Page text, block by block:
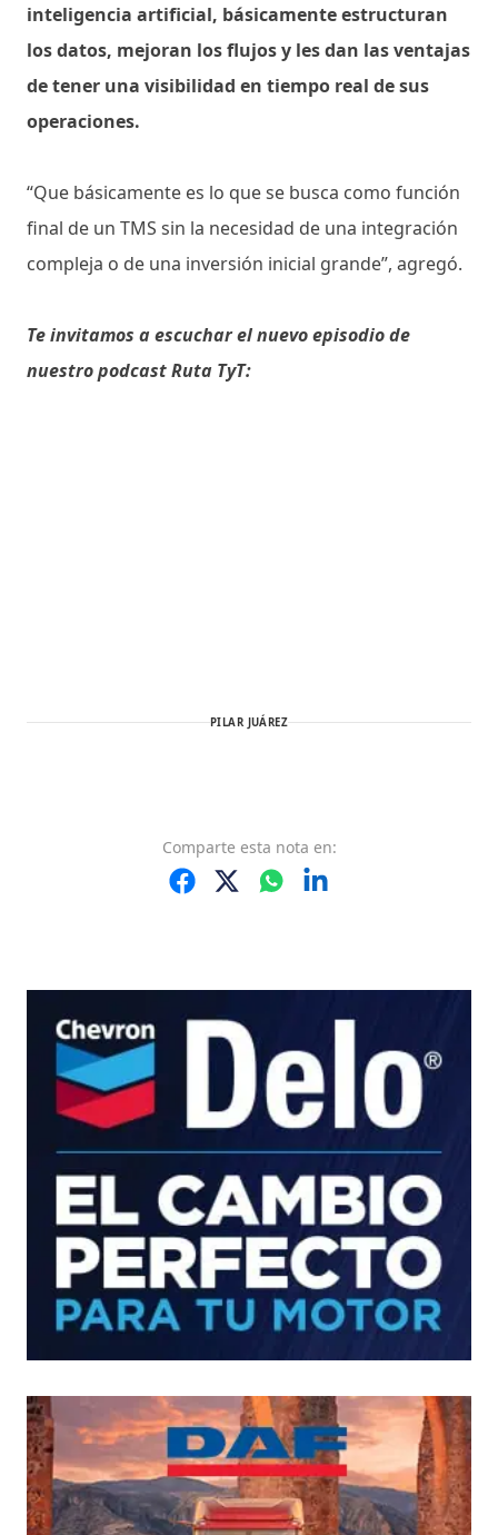
inteligencia artificial, básicamente estructuran
los datos, mejoran los flujos y les dan las ventajas
de tener una visibilidad en tiempo real de sus
operaciones.
“Que básicamente es lo que se busca como función
final de un TMS sin la necesidad de una integración
compleja o de una inversión inicial grande”, agregó.
Te invitamos a escuchar el nuevo episodio de
nuestro podcast Ruta TyT:
PILAR JUÁREZ
Comparte esta nota en: